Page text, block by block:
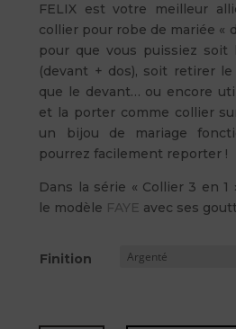
FELIX est votre meilleur
collier pour robe de mariée «
pour que vous puissiez
(devant + dos), soit retirer
que le devant… ou encore
et la porter comme collier
un bijou de mariage
pourrez facilement reporter !
Dans la série « Collier 3 en 1
le modèle FAYE avec ses
Finition